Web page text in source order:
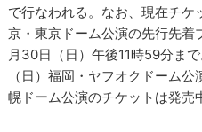
で行なわれる。なお、現在チ
京・東京ドーム公演の先行先着
月30日（日）午後11時59分ま
（日）福岡・ヤフオクドーム
幌ドーム公演のチケットは発売